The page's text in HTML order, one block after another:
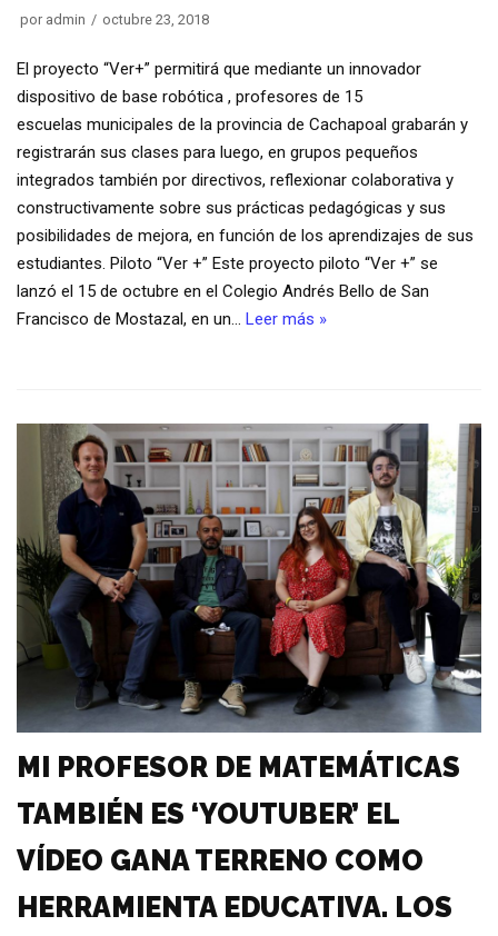
por admin octubre 23, 2018
El proyecto “Ver+” permitirá que mediante un innovador
dispositivo de base robótica , profesores de 15
escuelas municipales de la provincia de Cachapoal grabarán y
registrarán sus clases para luego, en grupos pequeños
integrados también por directivos, reflexionar colaborativa y
constructivamente sobre sus prácticas pedagógicas y sus
posibilidades de mejora, en función de los aprendizajes de sus
estudiantes. Piloto “Ver +” Este proyecto piloto “Ver +” se
lanzó el 15 de octubre en el Colegio Andrés Bello de San
Francisco de Mostazal, en un… Leer más »
MI PROFESOR DE MATEMÁTICAS
TAMBIÉN ES ‘YOUTUBER’ EL
VÍDEO GANA TERRENO COMO
HERRAMIENTA EDUCATIVA. LOS